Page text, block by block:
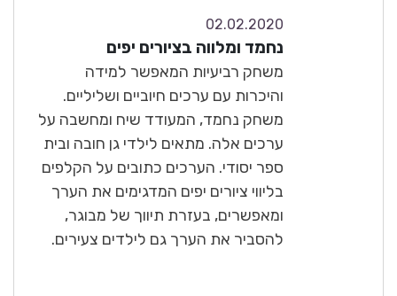
02.02.2020
נחמד ומלווה בציורים יפים
משחק רביעיות המאפשר למידה
והיכרות עם ערכים חיוביים ושליליים.
משחק נחמד, המעודד שיח ומחשבה על
ערכים אלה. מתאים לילדי גן חובה ובית
ספר יסודי. הערכים כתובים על הקלפים
בליווי ציורים יפים המדגימים את הערך
ומאפשרים, בעזרת תיווך של מבוגר,
להסביר את הערך גם לילדים צעירים.